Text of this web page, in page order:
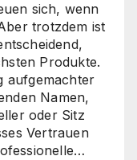
sich, wenn
trotzdem ist
Produkte.
aufgemachter
Namen,
oder Sitz
Vertrauen